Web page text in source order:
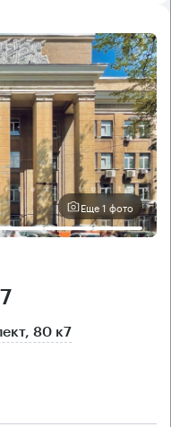
Еще 1 фото
80 к7